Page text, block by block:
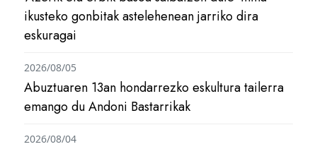
ikusteko gonbitak astelehenean jarriko dira
eskuragai
Abuztuaren 13an hondarrezko eskultura tailerra
emango du Andoni Bastarrikak
2026/08/05
2026/08/04